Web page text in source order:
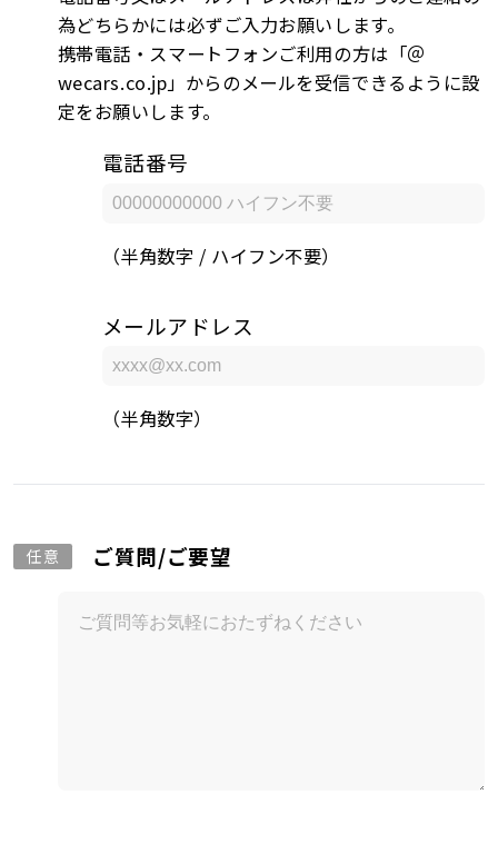
為どちらかには必ずご入力お願いします。
携帯電話・スマートフォンご利用の方は「＠
wecars.co.jp」からのメールを受信できるように設
定をお願いします。
電話番号
（半角数字 / ハイフン不要）
メールアドレス
（半角数字）
任意 ご質問/ご要望